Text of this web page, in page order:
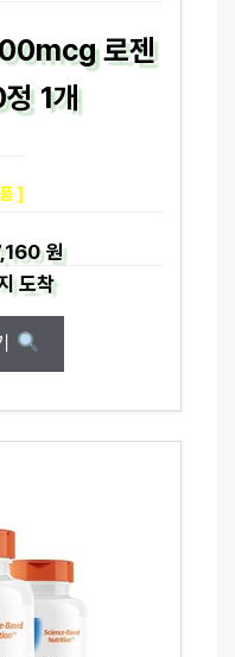
로젠
1개
]
원
도착